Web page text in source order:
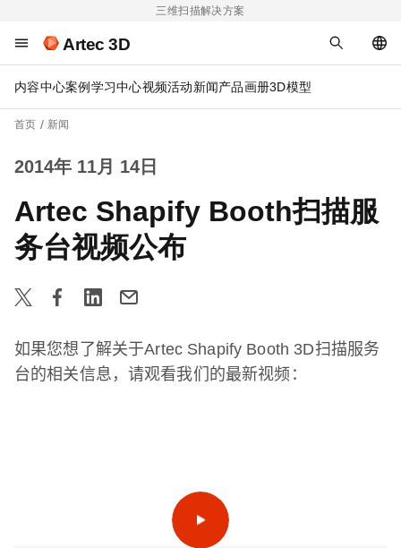
三维扫描解决方案
Artec 3D
内容中心案例 学习中心视频活动新闻产品画册3D模型
首页 新闻
2014年 11月 14日
Artec Shapify Booth扫描服
务台视频公布
如果您想了解关于Artec Shapify Booth 3D扫描服务
台的相关信息，请观看我们的最新视频：